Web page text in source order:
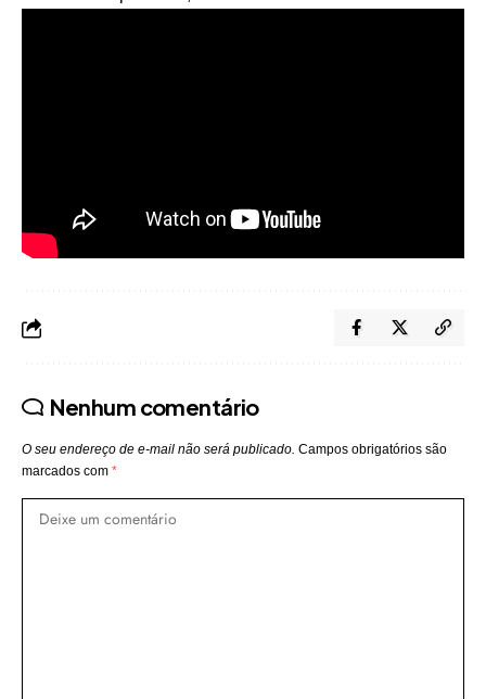
Nenhum comentário
O seu endereço de e-mail não será publicado. Campos obrigatórios são
marcados com *